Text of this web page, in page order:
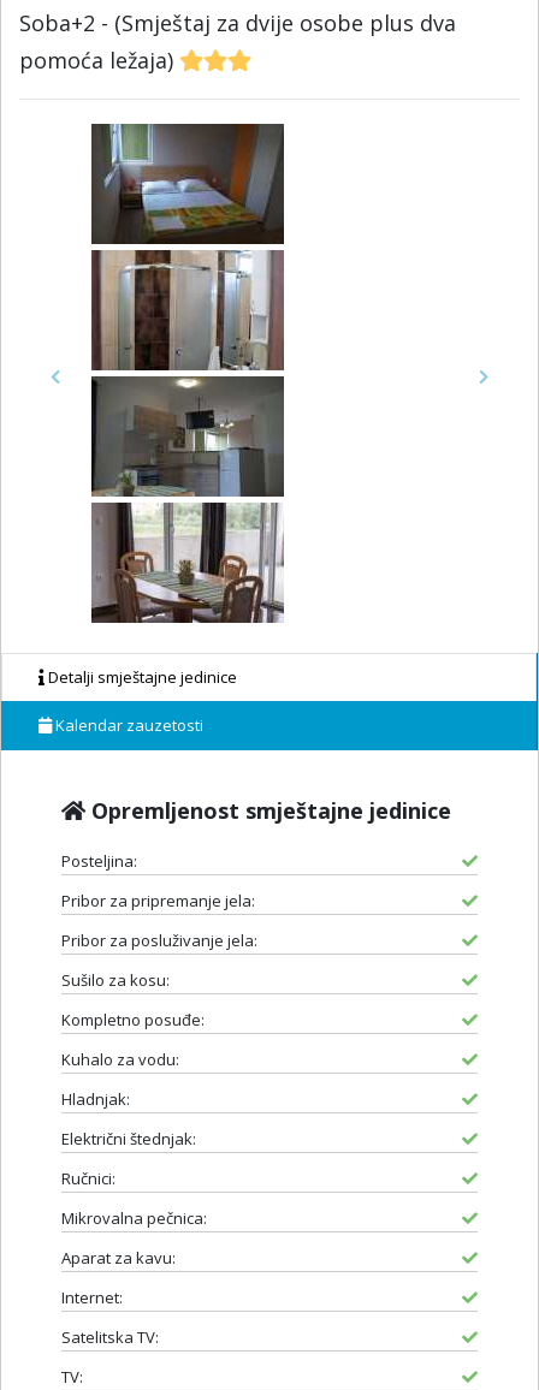
Soba+2 - (Smještaj za dvije osobe plus dva
pomoća ležaja)
Previous Next
Detalji smještajne jedinice
Kalendar zauzetosti
Opremljenost smještajne jedinice
Posteljina:
Pribor za pripremanje jela:
Pribor za posluživanje jela:
Sušilo za kosu:
Kompletno posuđe:
Kuhalo za vodu:
Hladnjak:
Električni štednjak:
Ručnici:
Mikrovalna pečnica:
Aparat za kavu:
Internet:
Satelitska TV:
TV: